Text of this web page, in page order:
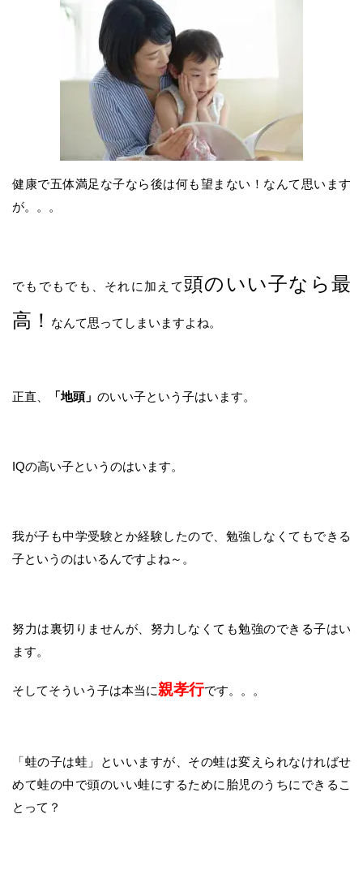
健康で五体満足な子なら後は何も望まない！なんて思います
が。。。
でもでもでも、それに加えて頭のいい子なら最
高！
なんて思ってしまいますよね。
正直、 「地頭」 のいい子という子はいます。
IQの高い子というのはいます。
我が子も中学受験とか経験したので、勉強しなくてもできる
子というのはいるんですよね～。
努力は裏切りませんが、努力しなくても勉強のできる子はい
ます。
そしてそういう子は本当に親孝行です。。。
「蛙の子は蛙」といいますが、その蛙は変えられなければせ
めて蛙の中で頭のいい蛙にするために胎児のうちにできるこ
とって？